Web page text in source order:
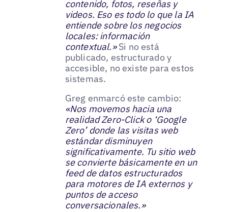
contenido, fotos, reseñas y
videos. Eso es todo lo que la IA
entiende sobre los negocios
locales: información
contextual.»Si no está
publicado, estructurado y
accesible, no existe para estos
sistemas.
Greg enmarcó este cambio:
«Nos movemos hacia una
realidad Zero-Click o ‘Google
Zero’ donde las visitas web
estándar disminuyen
significativamente. Tu sitio web
se convierte básicamente en un
feed de datos estructurados
para motores de IA externos y
puntos de acceso
conversacionales.»